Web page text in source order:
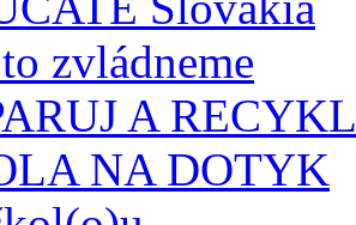
zvládneme
A
NA DOTYK